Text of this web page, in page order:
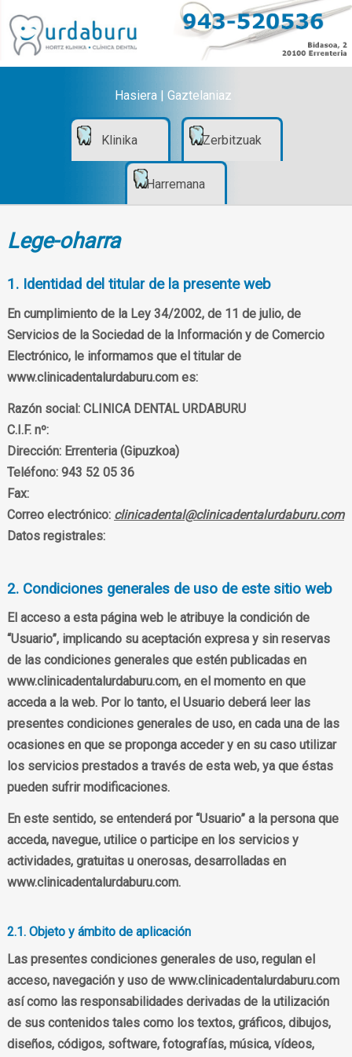
Hasiera| Gaztelaniaz
Klinika Zerbitzuak
Harremana
Lege-oharra
1. Identidad del titular de la presente web
En cumplimiento de la Ley 34/2002, de 11 de julio, de
Servicios de la Sociedad de la Información y de Comercio
Electrónico, le informamos que el titular de
www.clinicadentalurdaburu.com es:
Razón social:CLINICA DENTAL URDABURU
C.I.F. nº:
Dirección:Errenteria (Gipuzkoa)
Teléfono:943 52 05 36
Fax:
Correo electrónico: clinicadental@clinicadentalurdaburu.com
Datos registrales:
2. Condiciones generales de uso de este sitio web
El acceso a esta página web le atribuye la condición de
“Usuario”, implicando su aceptación expresa y sin reservas
de las condiciones generales que estén publicadas en
www.clinicadentalurdaburu.com, en el momento en que
acceda a la web. Por lo tanto, el Usuario deberá leer las
presentes condiciones generales de uso, en cada una de las
ocasiones en que se proponga acceder y en su caso utilizar
los servicios prestados a través de esta web, ya que éstas
pueden sufrir modificaciones.
En este sentido, se entenderá por “Usuario” a la persona que
acceda, navegue, utilice o participe en los servicios y
actividades, gratuitas u onerosas, desarrolladas en
www.clinicadentalurdaburu.com.
2.1. Objeto y ámbito de aplicación
Las presentes condiciones generales de uso, regulan el
acceso, navegación y uso de www.clinicadentalurdaburu.com
así como las responsabilidades derivadas de la utilización
de sus contenidos tales como los textos, gráficos, dibujos,
diseños, códigos, software, fotografías, música, vídeos,